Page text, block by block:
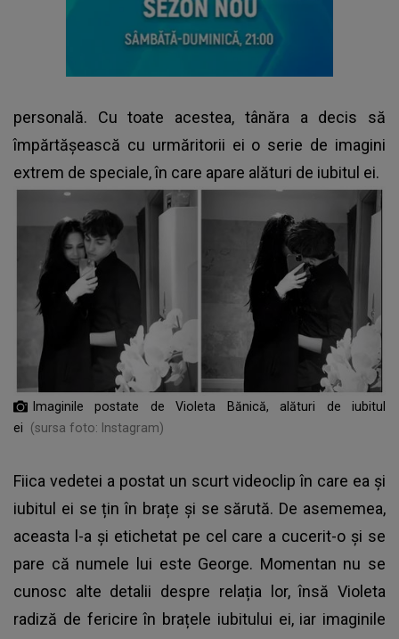
personală. Cu toate acestea, tânăra a decis să
împărtășească cu urmăritorii ei o serie de imagini
extrem de speciale, în care apare alături de iubitul ei.
Imaginile postate de Violeta Bănică, alături de iubitul
ei
(sursa foto: Instagram)
Fiica vedetei a postat un scurt videoclip în care ea și
iubitul ei se țin în brațe și se sărută. De asememea,
aceasta l-a și etichetat pe cel care a cucerit-o și se
pare că numele lui este George. Momentan nu se
cunosc alte detalii despre relația lor, însă Violeta
radiză de fericire în brațele iubitului ei, iar imaginile